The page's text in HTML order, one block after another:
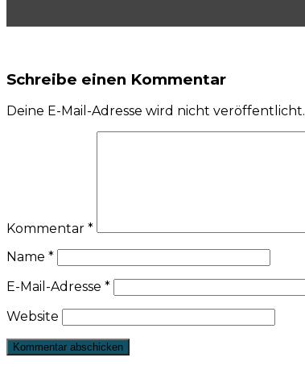
Schreibe einen Kommentar
Deine E-Mail-Adresse wird nicht veröffentlicht.
Kommentar *
Name *
E-Mail-Adresse *
Website